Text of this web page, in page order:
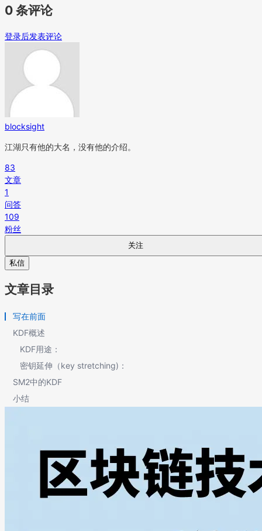
0 条评论
登录后发表评论
blocksight
江湖只有他的大名，没有他的介绍。
83
文章
1
问答
109
粉丝
关注
私信
文章目录
写在前面
KDF概述
KDF用途：
密钥延伸（key stretching)：
SM2中的KDF
小结